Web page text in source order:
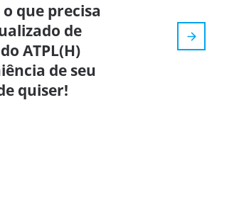
que precisa
de
ATPL(H)
de seu
quiser!